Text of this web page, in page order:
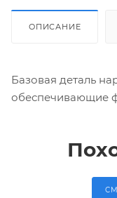
ОПИСАНИЕ
Базовая деталь
обеспечивающие